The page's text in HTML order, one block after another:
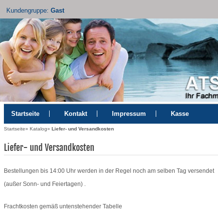
Kundengruppe: Gast
Startseite Kontakt Impressum Kasse
Startseite» Katalog» Liefer- und Versandkosten
Liefer- und Versandkosten
Bestellungen bis 14:00 Uhr werden in der Regel noch am selben Tag versendet
(außer Sonn- und Feiertagen) .
Frachtkosten gemäß untenstehender Tabelle